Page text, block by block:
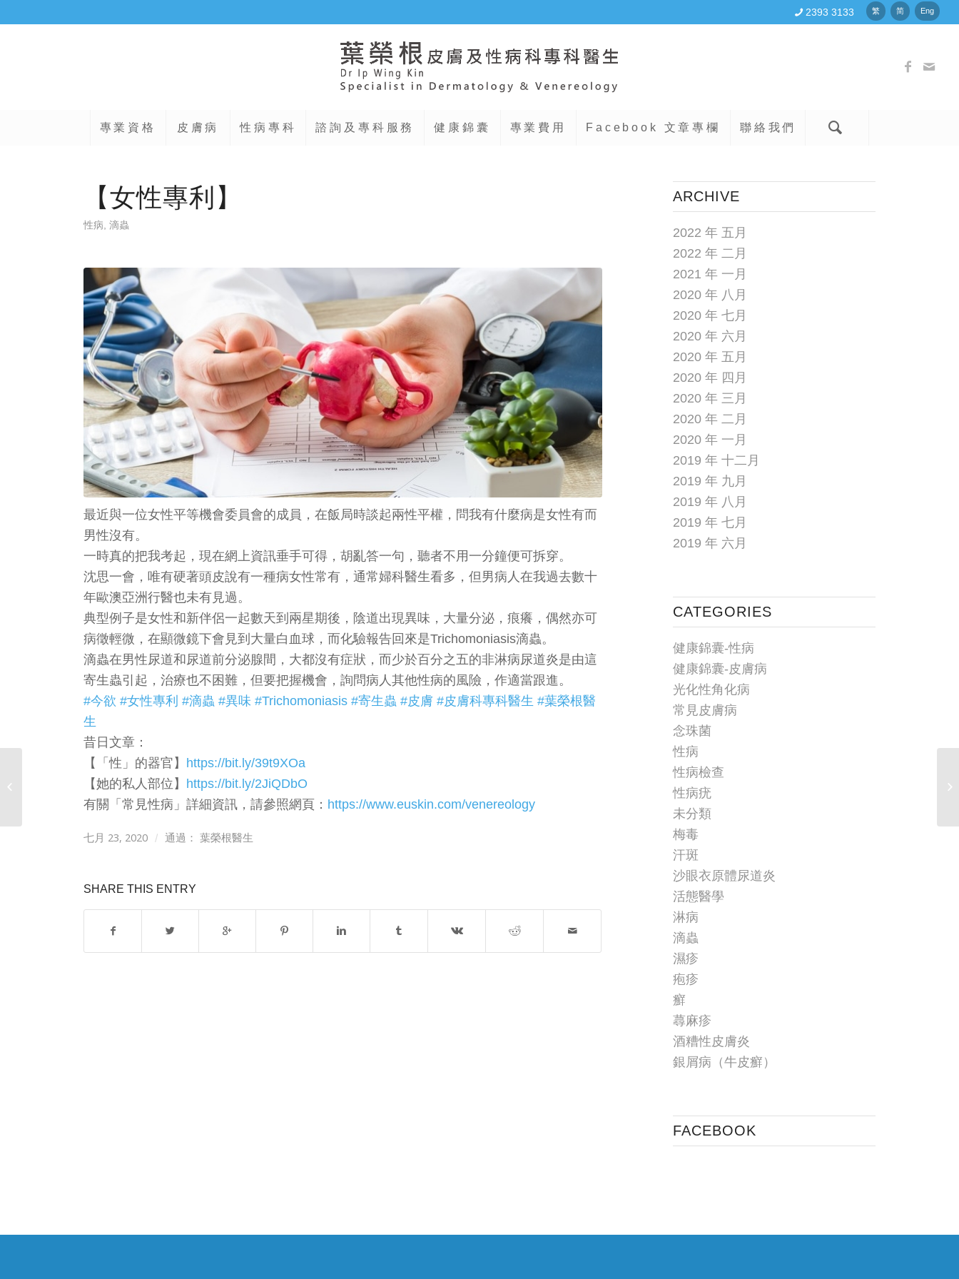
繁 简 Eng
2393 3133
專業資格 皮膚病 性病專科 諮詢及專科服務 健康錦囊 專業費用 Facebook 文章專欄 聯絡我們
【女性專利】
性病 ,滴蟲
最近與一位女性平等機會委員會的成員，在飯局時談起兩性平權，問我有什麼病是女性有而
男性沒有。
一時真的把我考起，現在網上資訊垂手可得，胡亂答一句，聽者不用一分鐘便可拆穿。
沈思一會，唯有硬著頭皮說有一種病女性常有，通常婦科醫生看多，但男病人在我過去數十
年歐澳亞洲行醫也未有見過。
典型例子是女性和新伴侶一起數天到兩星期後，陰道出現異味，大量分泌，痕癢，偶然亦可
病徵輕微，在顯微鏡下會見到大量白血球，而化驗報告回來是Trichomoniasis滴蟲。
滴蟲在男性尿道和尿道前分泌腺間，大都沒有症狀，而少於百分之五的非淋病尿道炎是由這
寄生蟲引起，治療也不困難，但要把握機會，詢問病人其他性病的風險，作適當跟進。
#今欲 #女性專利 #滴蟲 #異味 #Trichomoniasis #寄生蟲 #皮膚 #皮膚科專科醫生 #葉榮根醫
生
昔日文章：
【「性」的器官】 https://bit.ly/39t9XOa
【她的私人部位】 https://bit.ly/2JiQDbO
有關「常見性病」詳細資訊，請參照網頁： https://www.euskin.com/venereology
七月 23, 2020 / 通過：葉榮根醫生
SHARE THIS ENTRY
ARCHIVE
2022 年 五月
2022 年 二月
2021 年 一月
2020 年 八月
2020 年 七月
2020 年 六月
2020 年 五月
2020 年 四月
2020 年 三月
2020 年 二月
2020 年 一月
2019 年 十二月
2019 年 九月
2019 年 八月
2019 年 七月
2019 年 六月
CATEGORIES
健康錦囊-性病
健康錦囊-皮膚病
光化性角化病
常見皮膚病
念珠菌
性病
性病檢查
性病疣
未分類
梅毒
汗斑
沙眼衣原體尿道炎
活態醫學
淋病
滴蟲
濕疹
疱疹
癬
蕁麻疹
酒糟性皮膚炎
銀屑病（牛皮癬）
FACEBOOK
【醫生的黑點疑惑】